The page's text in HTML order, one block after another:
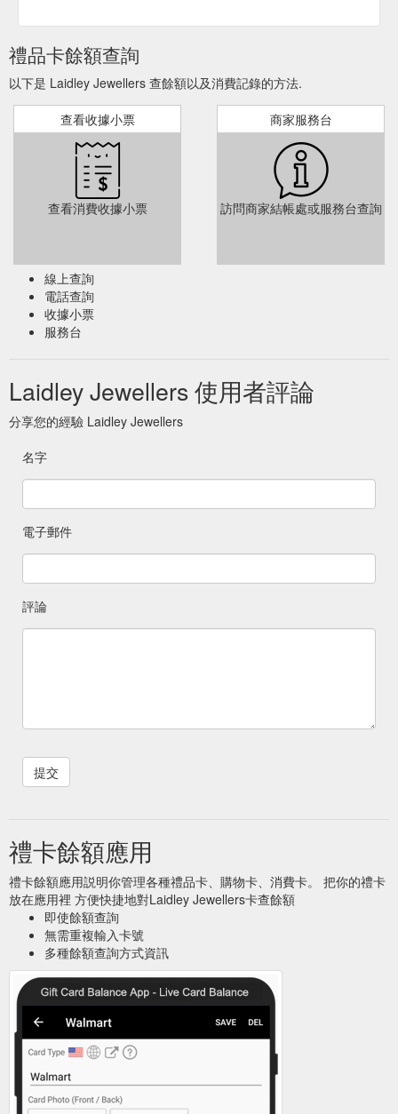
禮品卡餘額查詢
以下是 Laidley Jewellers 查餘額以及消費記錄的方法.
查看收據小票
查看消費收據小票
商家服務台
訪問商家結帳處或服務台查詢
線上查詢
電話查詢
收據小票
服務台
Laidley Jewellers 使用者評論
分享您的經驗 Laidley Jewellers
名字
電子郵件
評論
禮卡餘額應用
禮卡餘額應用説明你管理各種禮品卡、購物卡、消費卡。 把你的禮卡
放在應用裡 方便快捷地對Laidley Jewellers卡查餘額
即使餘額查詢
無需重複輸入卡號
多種餘額查詢方式資訊